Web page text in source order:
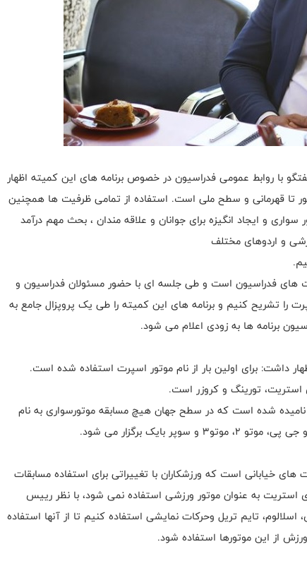
با روابط عمومی فدراسیون در خصوص برنامه های این کمیته اظهار
تا قهرمانی و سطح ملی است. استفاده از تمامی ظرفیت ها همچنین
و ایجاد انگیزه برای جوانان و علاقه مندان ، بحث مهم درآمد
و اردوهای مختلف
فدراسیون است و طی جلسه ای با حضور مسئولان فدراسیون و
را تشریح کنیم و برنامه های این کمیته را طی یک پروپزال جامع به
برنامه ها به زودی اعلام می شود.
برای اولین بار از نام موتور اسپرت استفاده شده است.
تورینگ و کروزر است.
شده است که در سطح جهان هیچ مسابقه موتورسواری به نام
بایک برگزار می شود.
خیابانی است که ورزشکاران با تغییراتی برای استفاده مسابقات
به عنوان موتور ورزشی استفاده نمی شود، با نظر رییس
تایم تریل وحرکات نمایشی استفاده کنیم تا از آنها استفاده
از این موتورها استفاده شود.